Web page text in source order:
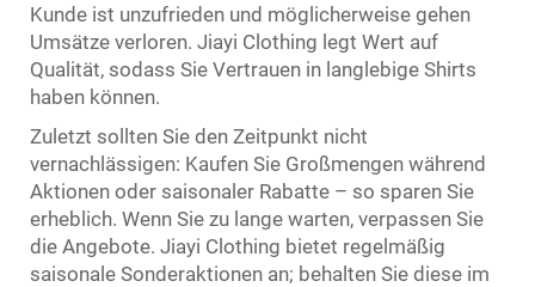
Kunde ist unzufrieden und möglicherweise gehen
Umsätze verloren. Jiayi Clothing legt Wert auf
Qualität, sodass Sie Vertrauen in langlebige Shirts
haben können.
Zuletzt sollten Sie den Zeitpunkt nicht
vernachlässigen: Kaufen Sie Großmengen während
Aktionen oder saisonaler Rabatte – so sparen Sie
erheblich. Wenn Sie zu lange warten, verpassen Sie
die Angebote. Jiayi Clothing bietet regelmäßig
saisonale Sonderaktionen an; behalten Sie diese im